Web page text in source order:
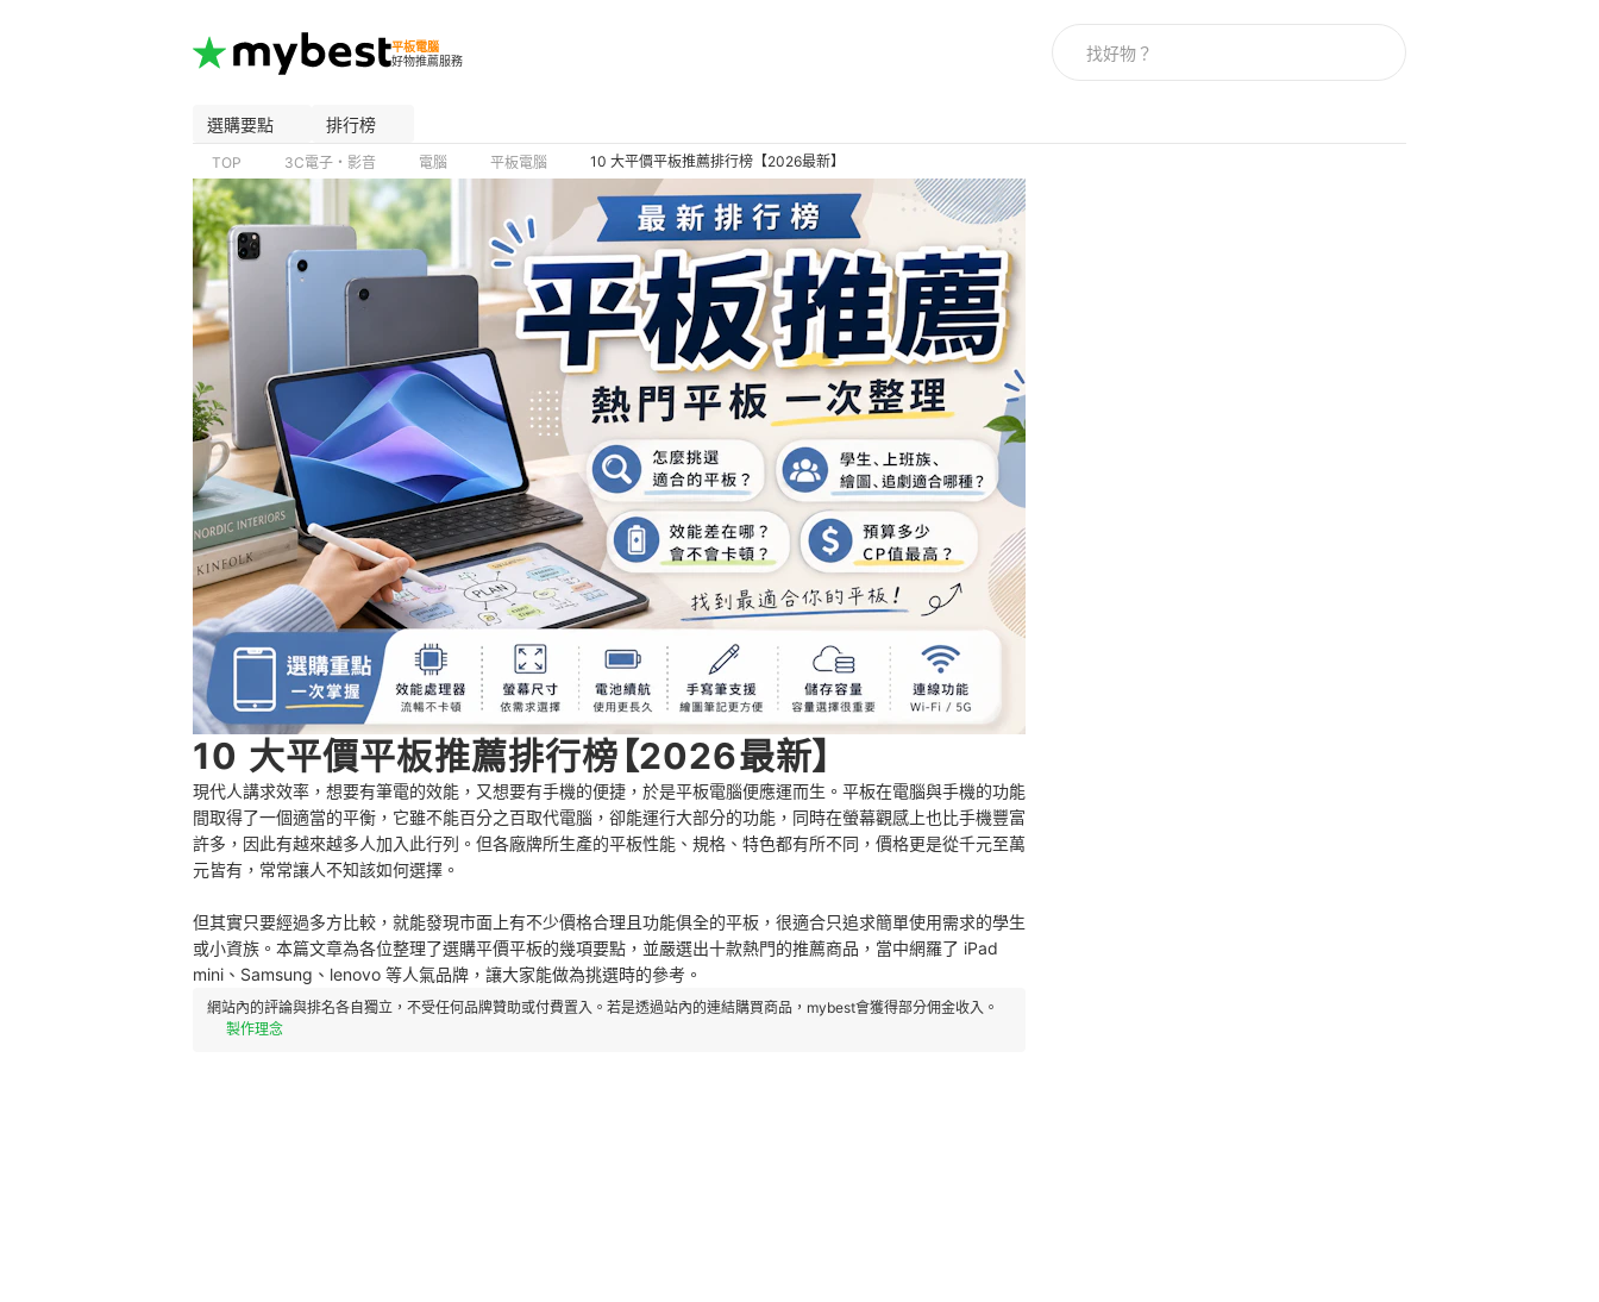
平板電腦
好物推薦服務
選購要點 排行榜
TOP 3C電子・影音 電腦 平板電腦 10 大平價平板推薦排行榜【2026最新】
10 大平價平板推薦排行榜【2026最新】
現代人講求效率，想要有筆電的效能，又想要有手機的便捷，於是平板電腦便應運而生。平板在電腦與手機的功能
間取得了一個適當的平衡，它雖不能百分之百取代電腦，卻能運行大部分的功能，同時在螢幕觀感上也比手機豐富
許多，因此有越來越多人加入此行列。但各廠牌所生產的平板性能、規格、特色都有所不同，價格更是從千元至萬
元皆有，常常讓人不知該如何選擇。
但其實只要經過多方比較，就能發現市面上有不少價格合理且功能俱全的平板，很適合只追求簡單使用需求的學生
或小資族。本篇文章為各位整理了選購平價平板的幾項要點，並嚴選出十款熱門的推薦商品，當中網羅了 iPad
mini、Samsung、lenovo 等人氣品牌，讓大家能做為挑選時的參考。
網站內的評論與排名各自獨立，不受任何品牌贊助或付費置入。若是透過站內的連結購買商品，mybest會獲得部分佣金收入。
製作理念